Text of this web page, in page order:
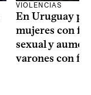
VIOLENCIAS
En Uruguay
mujeres con
sexual y
varones con